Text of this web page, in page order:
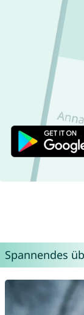
Spannendes